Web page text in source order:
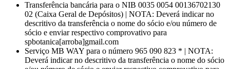
Transferência bancária para o NIB 0035 0054 00136702130
02 (Caixa Geral de Depósitos) | NOTA: Deverá indicar no
descritivo da transferência o nome do sócio e/ou número de
sócio e enviar respectivo comprovativo para
spbotanica[arroba]gmail.com
Serviço MB WAY para o número 965 090 823 * | NOTA:
Deverá indicar no descritivo da transferência o nome do sócio